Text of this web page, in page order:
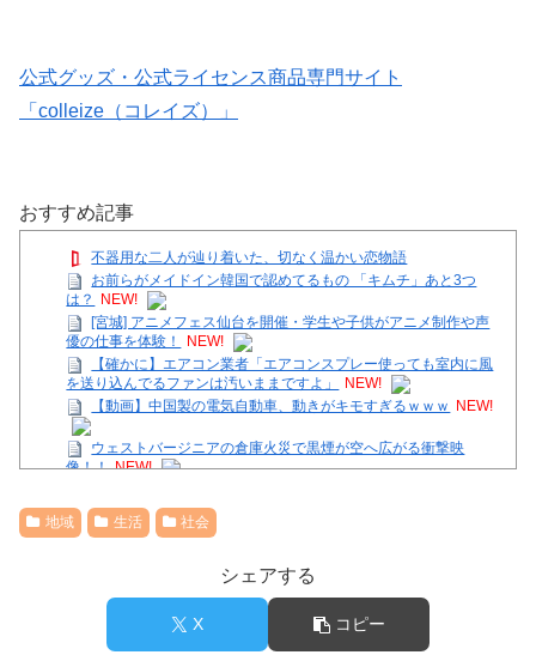
公式グッズ・公式ライセンス商品専門サイト
「colleize（コレイズ）」
おすすめ記事
不器用な二人が辿り着いた、切なく温かい恋物語
お前らがメイドイン韓国で認めてるもの 「キムチ」あと3つ
は？
NEW!
[宮城] アニメフェス仙台を開催・学生や子供がアニメ制作や声
優の仕事を体験！
NEW!
【確かに】エアコン業者「エアコンスプレー使っても室内に風
を送り込んでるファンは汚いままですよ」
NEW!
【動画】中国製の電気自動車、動きがキモすぎるｗｗｗ NEW!
ウェストバージニアの倉庫火災で黒煙が空へ広がる衝撃映
像！！ NEW!
だ？ NEW!
音羽紀香 お股ぱっくりマッサージがいいですね～！
【画像】女子アナさん、がっつり見えてるｗｗｗ
36歳の彼女と結婚したいのに、家族が猛反対。家族から信じら
れない言葉が飛び出した… 他
地域 生活 社会
シェアする
X コピー